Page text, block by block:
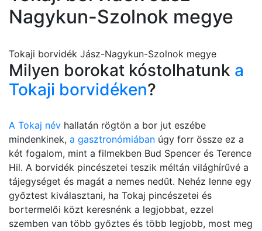
Nagykun-Szolnok megye
Tokaji borvidék Jász-Nagykun-Szolnok megye
Milyen borokat kóstolhatunk a
Tokaji borvidéken?
A Tokaj név hallatán rögtön a bor jut eszébe
mindenkinek, a gasztronómiában úgy forr össze ez a
két fogalom, mint a filmekben Bud Spencer és Terence
Hil. A borvidék pincészetei teszik méltán világhírűvé a
tájegységet és magát a nemes nedűt. Nehéz lenne egy
győztest kiválasztani, ha Tokaj pincészetei és
bortermelői közt keresnénk a legjobbat, ezzel
szemben van több győztes és több legjobb, most meg